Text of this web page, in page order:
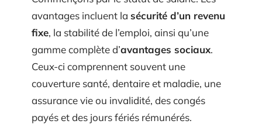
avantages incluent la sécurité d’un revenu
fixe, la stabilité de l’emploi, ainsi qu’une
gamme complète d’avantages sociaux.
Ceux-ci comprennent souvent une
couverture santé, dentaire et maladie, une
assurance vie ou invalidité, des congés
payés et des jours fériés rémunérés.